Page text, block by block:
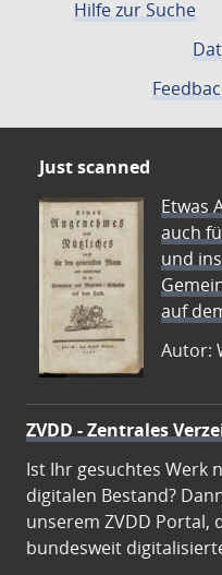
Hilfe zur Suche
Just scanned
Etwas
auch
und
auf
Autor:
ZVDD - Zentrales
Ist Ihr gesuchtes Werk
digitalen Bestand?
unserem ZVDD Portal,
bundesweit